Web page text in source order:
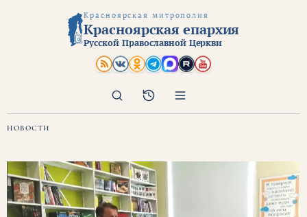
Красноярская митрополия
Красноярская епархия
Русской Православной Церкви
Архив
Поиск
НОВОСТИ